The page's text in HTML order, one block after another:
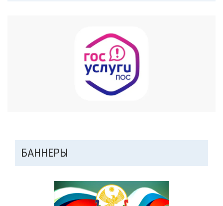
ДОПОЛНИТЕЛЬНАЯ
ПАНЕЛЬ
БАННЕРЫ